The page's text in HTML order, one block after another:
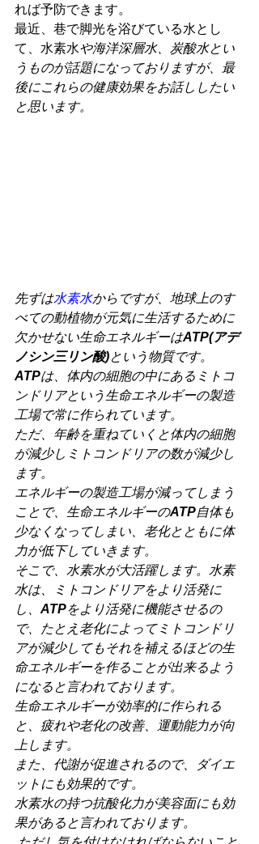
れば予防できます。
最近、巷で脚光を浴びている水とし
て、水素水や海洋深層水、炭酸水とい
うものが話題になっておりますが、最
後にこれらの健康効果をお話ししたい
と思います。
先ずは水素水からですが、地球上のす
べての動植物が元気に生活するために
欠かせない生命エネルギーはATP(アデ
ノシン三リン酸)という物質です。
ATPは、体内の細胞の中にあるミトコ
ンドリアという生命エネルギーの製造
工場で常に作られています。
ただ、年齢を重ねていくと体内の細胞
が減少しミトコンドリアの数が減少し
ます。
エネルギーの製造工場が減ってしまう
ことで、生命エネルギーのATP自体も
少なくなってしまい、老化とともに体
力が低下していきます。
そこで、水素水が大活躍します。水素
水は、ミトコンドリアをより活発に
し、 ATPをより活発に機能させるの
で、たとえ老化によってミトコンドリ
アが減少してもそれを補えるほどの生
命エネルギーを作ることが出来るよう
になると言われております。
生命エネルギーが効率的に作られる
と、疲れや老化の改善、運動能力が向
上します。
また、代謝が促進されるので、ダイエ
ットにも効果的です。
水素水の持つ抗酸化力が美容面にも効
果があると言われております。